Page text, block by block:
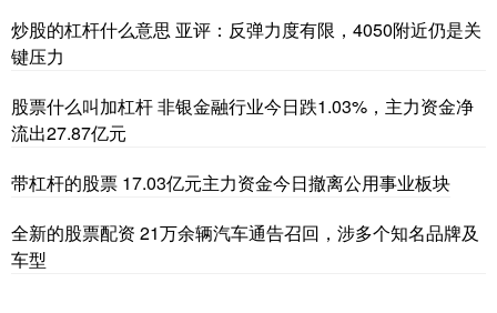
炒股的杠杆什么意思 亚评：反弹力度有限，4050附近仍是关
键压力
股票什么叫加杠杆 非银金融行业今日跌1.03%，主力资金净
流出27.87亿元
带杠杆的股票 17.03亿元主力资金今日撤离公用事业板块
全新的股票配资 21万余辆汽车通告召回，涉多个知名品牌及
车型